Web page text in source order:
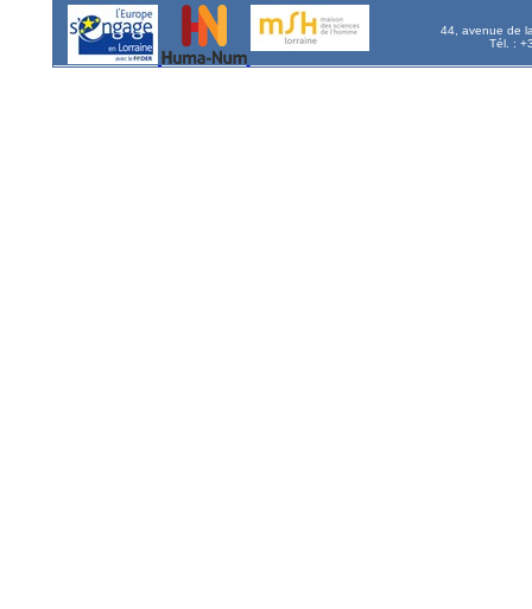
44, avenue de
Tél. :